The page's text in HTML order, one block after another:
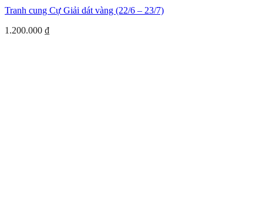
Tranh cung Cự Giải dát vàng (22/6 – 23/7)
1.200.000 ₫